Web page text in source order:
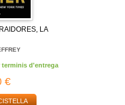
LA
terminis d'entrega
€